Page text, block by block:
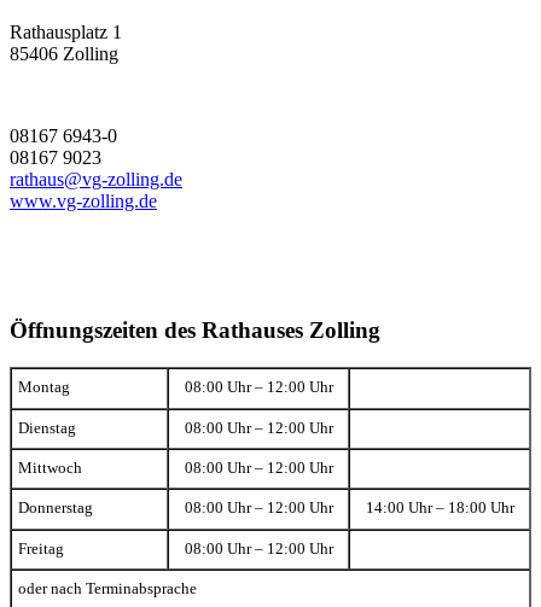
Rathausplatz 1
85406 Zolling
08167 6943-0
08167 9023
rathaus@vg-zolling.de
www.vg-zolling.de
Öffnungszeiten des Rathauses Zolling
Montag 08:00 Uhr – 12:00 Uhr
Dienstag 08:00 Uhr – 12:00 Uhr
Mittwoch 08:00 Uhr – 12:00 Uhr
Donnerstag 08:00 Uhr – 12:00 Uhr 14:00 Uhr – 18:00 Uhr
Freitag 08:00 Uhr – 12:00 Uhr
oder nach Terminabsprache